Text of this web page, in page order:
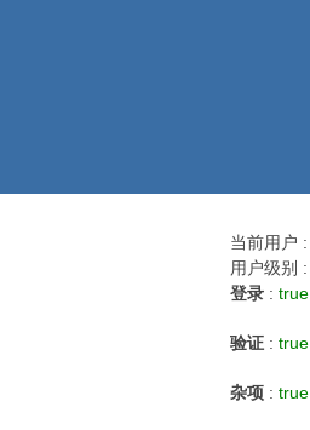
当前用户 :
用户级别 :
登录 : true
验证 : true
杂项 : true